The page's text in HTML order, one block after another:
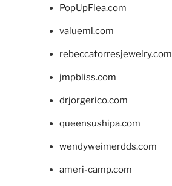
PopUpFlea.com
valueml.com
rebeccatorresjewelry.com
jmpbliss.com
drjorgerico.com
queensushipa.com
wendyweimerdds.com
ameri-camp.com